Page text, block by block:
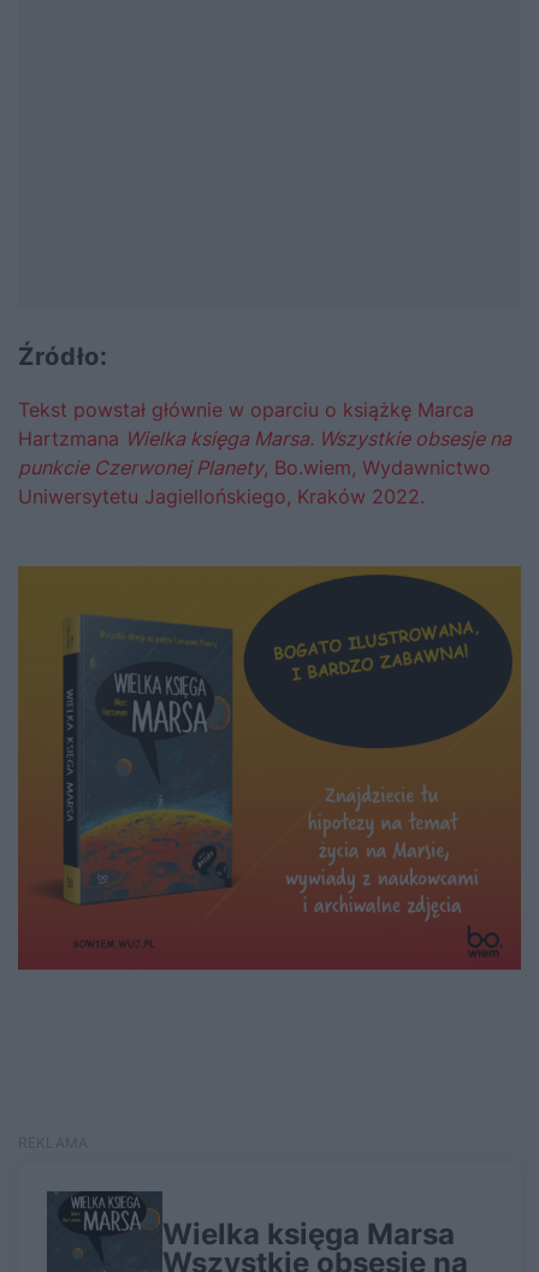
Źródło:
Tekst powstał głównie w oparciu o książkę Marca
Hartzmana Wielka księga Marsa. Wszystkie obsesje na
punkcie Czerwonej Planety, Bo.wiem, Wydawnictwo
Uniwersytetu Jagiellońskiego, Kraków 2022.